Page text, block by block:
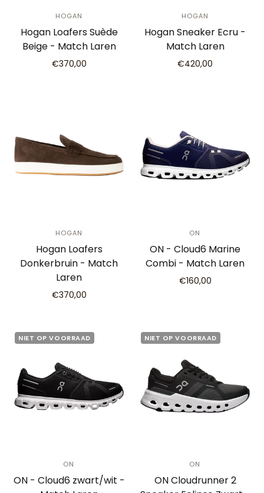
HOGAN
Hogan Loafers Suède
Beige - Match Laren
€370,00
HOGAN
Hogan Sneaker Ecru -
Match Laren
€420,00
HOGAN
Hogan Loafers
Donkerbruin - Match
Laren
€370,00
ON
ON - Cloud6 Marine
Combi - Match Laren
€160,00
NIET OP VOORRAAD
ON
ON - Cloud6 zwart/wit -
NIET OP VOORRAAD
ON
ON Cloudrunner 2